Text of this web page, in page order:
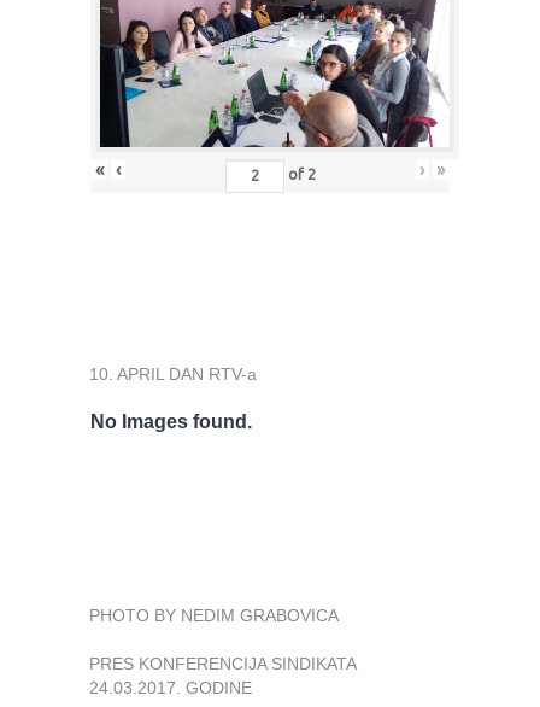
« ‹ of 2 › »
10. APRIL DAN RTV-a
No Images found.
PHOTO BY NEDIM GRABOVICA
PRES KONFERENCIJA SINDIKATA
24.03.2017. GODINE